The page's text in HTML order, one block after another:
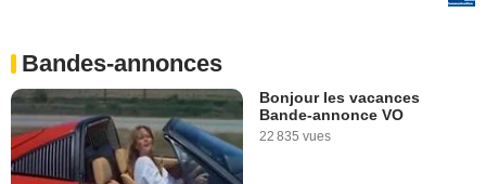
Bandes-annonces
Bonjour les vacances
Bande-annonce VO
22 835 vues